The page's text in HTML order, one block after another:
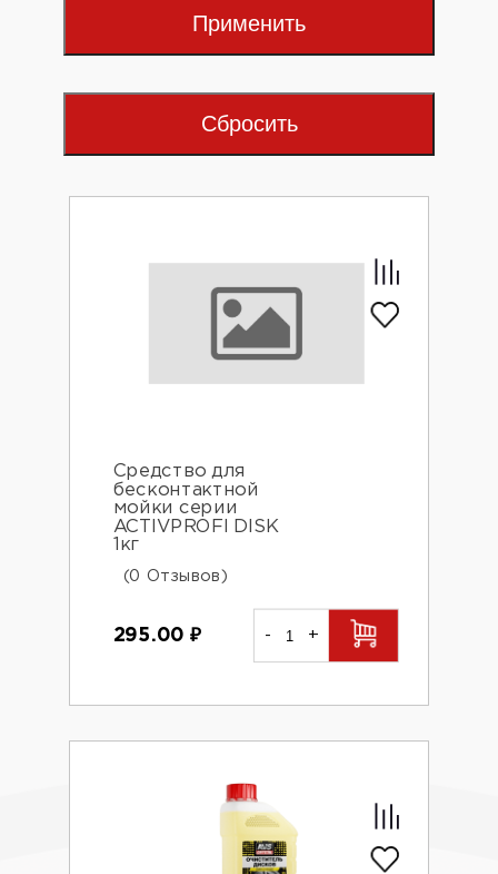
Применить
Сбросить
Средство для
бесконтактной
мойки серии
ACTIVPROFI DISK
1кг
(0 Отзывов)
295.00 ₽ - +